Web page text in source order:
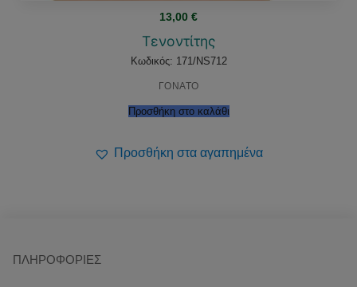
13,00 €
Τενοντίτης
Κωδικός: 171/NS712
ΓΟΝΑΤΟ
Προσθήκη στο καλάθι
Προσθήκη στα αγαπημένα
ΠΛΗΡΟΦΟΡΊΕΣ